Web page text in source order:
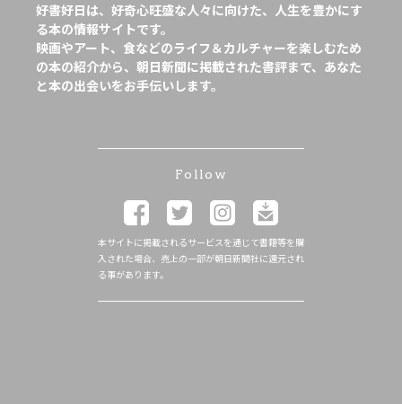
好書好日は、好奇心旺盛な人々に向けた、人生を豊かにす
る本の情報サイトです。
映画やアート、食などのライフ＆カルチャーを楽しむため
の本の紹介から、朝日新聞に掲載された書評まで、あなた
と本の出会いをお手伝いします。
Follow
本サイトに掲載されるサービスを通じて書籍等を購
入された場合、売上の一部が朝日新聞社に還元され
る事があります。